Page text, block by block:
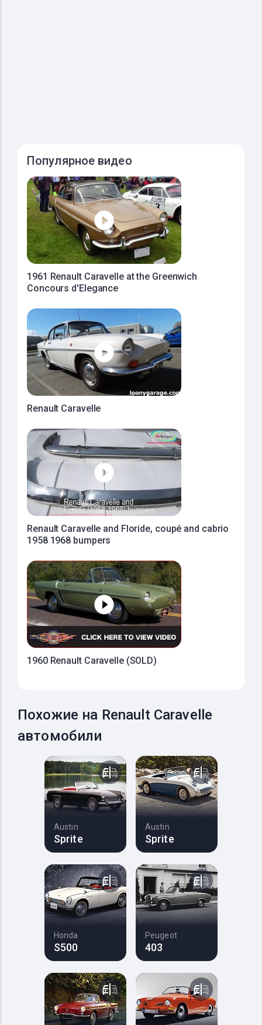
Популярное видео
1961 Renault Caravelle at the Greenwich
Concours d'Elegance
Renault Caravelle
Renault Caravelle and Floride, coupé and cabrio
1958 1968 bumpers
1960 Renault Caravelle (SOLD)
Похожие на Renault Caravelle
автомобили
Austin
Sprite
Austin
Sprite
Honda
S500
Peugeot
403